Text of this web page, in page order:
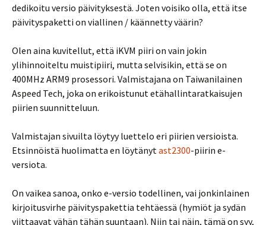
dedikoitu versio päivityksestä. Joten voisiko olla, että itse
päivityspaketti on viallinen / käännetty väärin?
Olen aina kuvitellut, että iKVM piiri on vain jokin
ylihinnoiteltu muistipiiri, mutta selvisikin, että se on
400MHz ARM9 prosessori. Valmistajana on Taiwanilainen
Aspeed Tech, joka on erikoistunut etähallintaratkaisujen
piirien suunnitteluun.
Valmistajan sivuilta löytyy luettelo eri piirien versioista.
Etsinnöistä huolimatta en löytänyt ast2300-piirin e-
versiota.
On vaikea sanoa, onko e-versio todellinen, vai jonkinlainen
kirjoitusvirhe päivityspakettia tehtäessä (hymiöt ja sydän
viittaavat vähän tähän suuntaan). Niin tai näin, tämä on syy,